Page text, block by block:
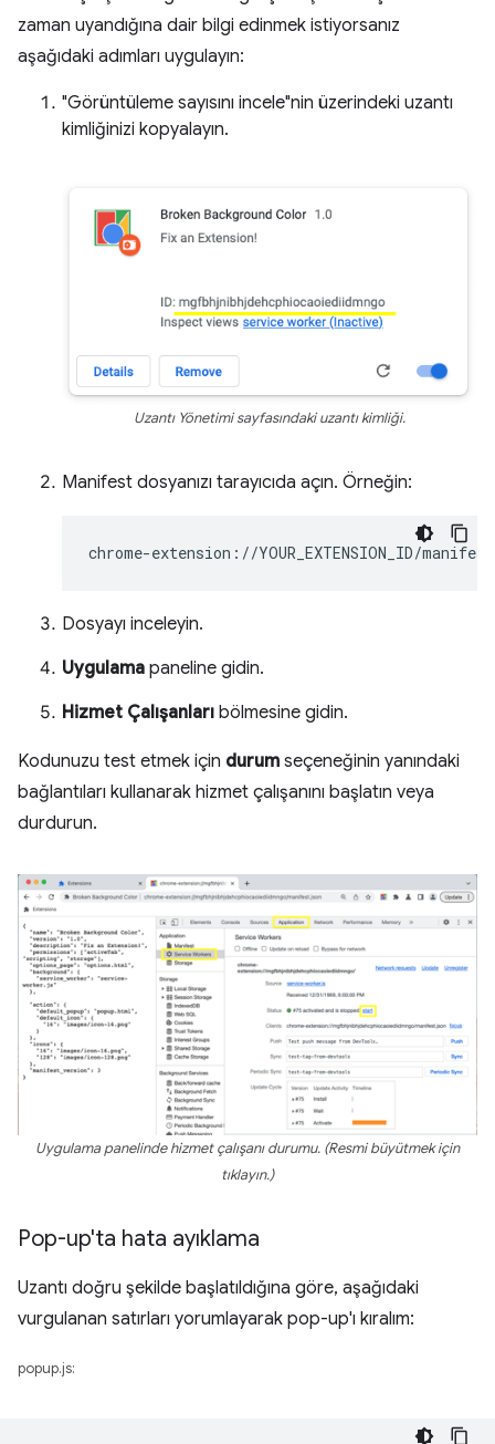
zaman uyandığına dair bilgi edinmek istiyorsanız
aşağıdaki adımları uygulayın:
"Görüntüleme sayısını incele"nin üzerindeki uzantı
kimliğinizi kopyalayın.
Uzantı Yönetimi sayfasındaki uzantı kimliği.
Manifest dosyanızı tarayıcıda açın. Örneğin:
Dosyayı inceleyin.
Uygulama paneline gidin.
Hizmet Çalışanları bölmesine gidin.
Kodunuzu test etmek için durum seçeneğinin yanındaki
bağlantıları kullanarak hizmet çalışanını başlatın veya
durdurun.
Uygulama panelinde hizmet çalışanı durumu. (Resmi büyütmek için
tıklayın.)
Pop-up'ta hata ayıklama
Uzantı doğru şekilde başlatıldığına göre, aşağıdaki
vurgulanan satırları yorumlayarak pop-up'ı kıralım:
popup.js: